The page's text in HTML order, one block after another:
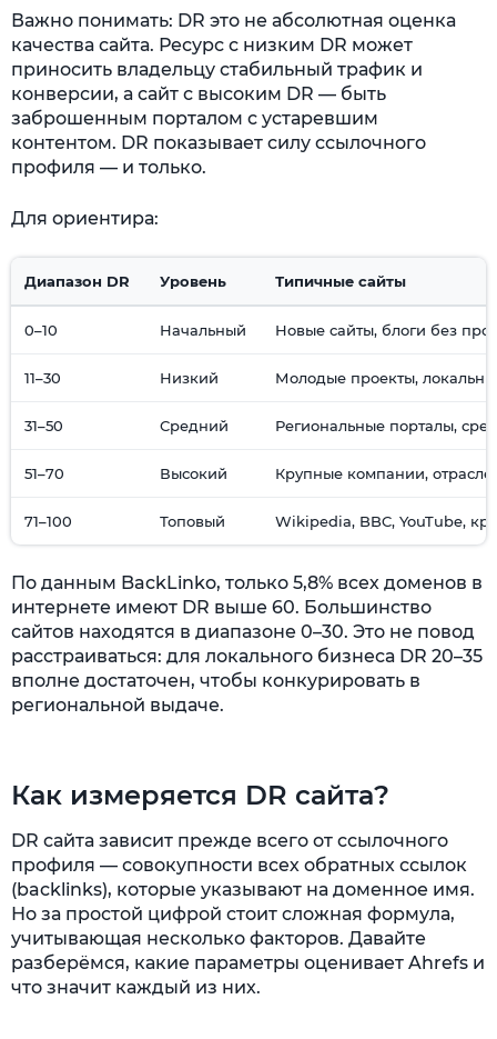
Важно понимать: DR это не абсолютная оценка
качества сайта. Ресурс с низким DR может
приносить владельцу стабильный трафик и
конверсии, а сайт с высоким DR — быть
заброшенным порталом с устаревшим
контентом. DR показывает силу ссылочного
профиля — и только.
Для ориентира:
Диапазон DR Уровень Типичные сайты
0–10 Начальный Новые сайты, блоги без
11–30 Низкий Молодые проекты,
31–50 Средний Региональные порталы,
51–70 Высокий Крупные компании,
71–100 Топовый Wikipedia, BBC, YouTube,
По данным BackLinko, только 5,8% всех доменов в
интернете имеют DR выше 60. Большинство
сайтов находятся в диапазоне 0–30. Это не повод
расстраиваться: для локального бизнеса DR 20–35
вполне достаточен, чтобы конкурировать в
региональной выдаче.
Как измеряется DR сайта?
DR сайта зависит прежде всего от ссылочного
профиля — совокупности всех обратных ссылок
(backlinks), которые указывают на доменное имя.
Но за простой цифрой стоит сложная формула,
учитывающая несколько факторов. Давайте
разберёмся, какие параметры оценивает Ahrefs и
что значит каждый из них.